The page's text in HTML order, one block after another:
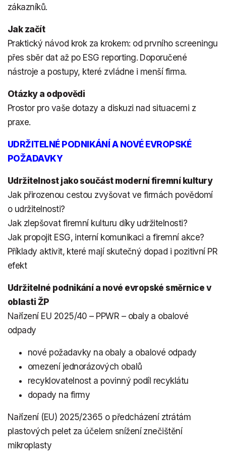
zákazníků.
Jak začít
Praktický návod krok za krokem: od prvního screeningu
přes sběr dat až po ESG reporting. Doporučené
nástroje a postupy, které zvládne i menší firma.
Otázky a odpovědi
Prostor pro vaše dotazy a diskuzi nad situacemi z
praxe.
UDRŽITELNÉ PODNIKÁNÍ A NOVÉ EVROPSKÉ
POŽADAVKY
Udržitelnost jako součást moderní firemní kultury
Jak přirozenou cestou zvyšovat ve firmách povědomí
o udržitelnosti?
Jak zlepšovat firemní kulturu díky udržitelnosti?
Jak propojit ESG, interní komunikaci a firemní akce?
Příklady aktivit, které mají skutečný dopad i pozitivní PR
efekt
Udržitelné podnikání a nové evropské směrnice v
oblasti ŽP
Nařízení EU 2025/40 – PPWR – obaly a obalové
odpady
nové požadavky na obaly a obalové odpady
omezení jednorázových obalů
recyklovatelnost a povinný podíl recyklátu
dopady na firmy
Nařízení (EU) 2025/2365 o předcházení ztrátám
plastových pelet za účelem snížení znečištění
mikroplasty